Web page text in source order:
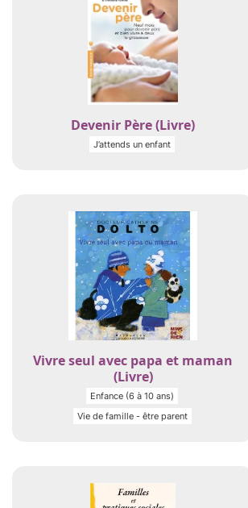
Devenir Père (Livre)
J’attends un enfant
Vivre seul avec papa et maman
(Livre)
Enfance (6 à 10 ans)
Vie de famille - être parent